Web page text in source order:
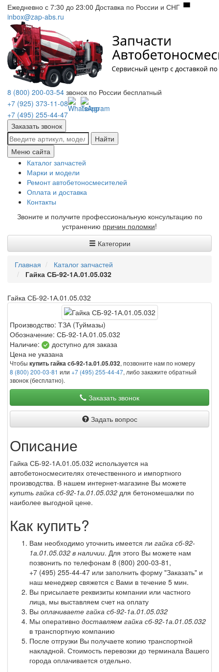
Ежедневно с 7:30 до 23:00 Доставка по России и СНГ
inbox@zap-abs.ru
8 (800) 200-03-54 звонок по России бесплатный
+7 (925) 373-11-08
+7 (495) 255-44-47
Заказать звонок
Найти
Меню сайта
Каталог запчастей
Марки и модели
Ремонт автобетоносмесителей
Оплата и доставка
Контакты
Звоните и получите профессиональную консультацию по
устранению причин поломки!
Категории
Главная
Каталог запчастей
Гайка СБ-92-1А.01.05.032
Гайка СБ-92-1А.01.05.032
Производство: ТЗА (Туймазы)
Обозначение: СБ-92-1А.01.05.032
Наличие:
доступно для заказа
Цена не указана
Чтобы купить гайка сб-92-1а.01.05.032, позвоните нам по номеру
8 (800) 200-03-81 или +7 (495) 255-44-47, либо закажите обратный
звонок (бесплатно).
Заказать звонок
Задать вопрос
Описание
Гайка СБ-92-1А.01.05.032 используется на
автобетоносмесителях отечественного и импортного
производства. В нашем интернет-магазине Вы можете
купить гайка сб-92-1а.01.05.032 для бетономешалки по
наиболее выгодной цене.
Как купить?
Вам необходимо уточнить имеется ли гайка сб-92-
1а.01.05.032 в наличии. Для этого Вы можете нам
позвонить по телефонам 8 (800) 200-03-81 ,
+7 (495) 255-44-47 или заполнить форму "Заказать" и
наш менеджер свяжется с Вами в течение 5 мин.
Вы присылаете реквизиты компании или частного
лица, мы выставляем счет на оплату
Вы оплачиваете гайка сб-92-1а.01.05.032
Мы оперативно доставляем гайка сб-92-1а.01.05.032
в транспортную компанию
После отгрузки Вы получаете копию транспортной
накладной. Стоимость перевозки до терминала Вашего
города оплачивается отдельно.